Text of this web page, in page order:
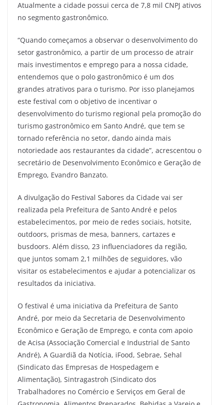
Atualmente a cidade possui cerca de 7,8 mil CNPJ ativos
no segmento gastronômico.
“Quando começamos a observar o desenvolvimento do
setor gastronômico, a partir de um processo de atrair
mais investimentos e emprego para a nossa cidade,
entendemos que o polo gastronômico é um dos
grandes atrativos para o turismo. Por isso planejamos
este festival com o objetivo de incentivar o
desenvolvimento do turismo regional pela promoção do
turismo gastronômico em Santo André, que tem se
tornado referência no setor, dando ainda mais
notoriedade aos restaurantes da cidade”, acrescentou o
secretário de Desenvolvimento Econômico e Geração de
Emprego, Evandro Banzato.
A divulgação do Festival Sabores da Cidade vai ser
realizada pela Prefeitura de Santo André e pelos
estabelecimentos, por meio de redes sociais, hotsite,
outdoors, prismas de mesa, banners, cartazes e
busdoors. Além disso, 23 influenciadores da região,
que juntos somam 2,1 milhões de seguidores, vão
visitar os estabelecimentos e ajudar a potencializar os
resultados da iniciativa.
O festival é uma iniciativa da Prefeitura de Santo
André, por meio da Secretaria de Desenvolvimento
Econômico e Geração de Emprego, e conta com apoio
de Acisa (Associação Comercial e Industrial de Santo
André), A Guardiã da Notícia, iFood, Sebrae, Sehal
(Sindicato das Empresas de Hospedagem e
Alimentação), Sintragastroh (Sindicato dos
Trabalhadores no Comércio e Serviços em Geral de